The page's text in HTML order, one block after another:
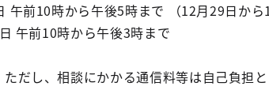
前10時から午後5時まで （12月29日から
午前10時から午後3時まで
だし、相談にかかる通信料等は自己負担と